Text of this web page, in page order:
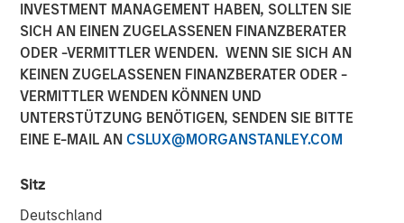
INVESTMENT MANAGEMENT HABEN, SOLLTEN SIE
SICH AN EINEN ZUGELASSENEN FINANZBERATER
ODER -VERMITTLER WENDEN. WENN SIE SICH AN
KEINEN ZUGELASSENEN FINANZBERATER ODER -
VERMITTLER WENDEN KÖNNEN UND
UNTERSTÜTZUNG BENÖTIGEN, SENDEN SIE BITTE
EINE E-MAIL AN CSLUX@MORGANSTANLEY.COM
Sitz
Deutschland
The MSIM Quantitative
Credit Strategy Model
02 APRIL 2026
The Authors